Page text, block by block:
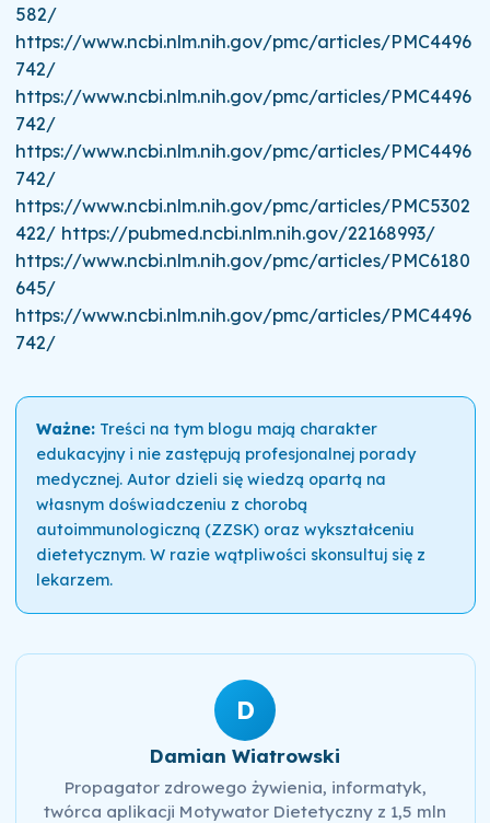
582/
https://www.ncbi.nlm.nih.gov/pmc/articles/PMC4496
742/
https://www.ncbi.nlm.nih.gov/pmc/articles/PMC4496
742/
https://www.ncbi.nlm.nih.gov/pmc/articles/PMC4496
742/
https://www.ncbi.nlm.nih.gov/pmc/articles/PMC5302
422/ https://pubmed.ncbi.nlm.nih.gov/22168993/
https://www.ncbi.nlm.nih.gov/pmc/articles/PMC6180
645/
https://www.ncbi.nlm.nih.gov/pmc/articles/PMC4496
742/
Ważne:Treści na tym blogu mają charakter
edukacyjny i nie zastępują profesjonalnej porady
medycznej. Autor dzieli się wiedzą opartą na
własnym doświadczeniu z chorobą
autoimmunologiczną (ZZSK) oraz wykształceniu
dietetycznym. W razie wątpliwości skonsultuj się z
lekarzem.
D
Damian Wiatrowski
Propagator zdrowego żywienia, informatyk,
twórca aplikacji Motywator Dietetyczny z 1,5 mln